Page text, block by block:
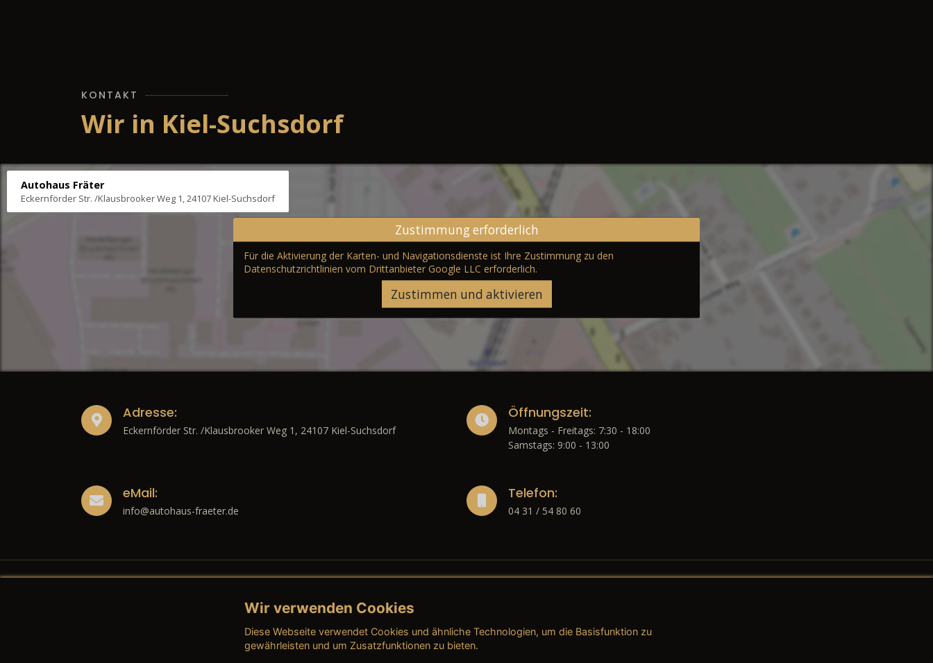
KONTAKT
Wir in Kiel-Suchsdorf
Autohaus Fräter
Eckernförder Str. /Klausbrooker Weg 1, 24107 Kiel-Suchsdorf
Zustimmung erforderlich
Für die Aktivierung der Karten- und Navigationsdienste ist Ihre Zustimmung zu den
Datenschutzrichtlinien vom Drittanbieter Google LLC erforderlich.
Zustimmen und aktivieren
Adresse:
Eckernförder Str. /Klausbrooker Weg 1, 24107 Kiel-Suchsdorf
Öffnungszeit:
Montags - Freitags: 7:30 - 18:00
Samstags: 9:00 - 13:00
eMail:
info@autohaus-fraeter.de
Telefon:
04 31 / 54 80 60
Rechtliches
→ Impressum
→ AGB (Neuwagen)
→ AGB (Teile & Zubehör)
Wir verwenden Cookies
Diese Webseite verwendet Cookies und ähnliche Technologien, um die Basisfunktion zu
gewährleisten und um Zusatzfunktionen zu bieten.